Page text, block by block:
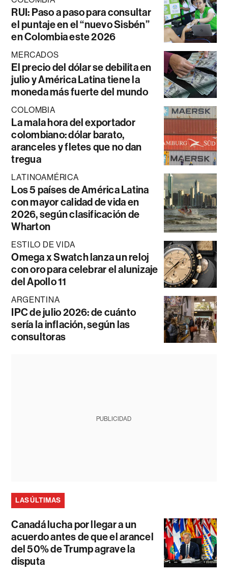
RUI: Paso a paso para consultar
el puntaje en el “nuevo Sisbén”
en Colombia este 2026
MERCADOS
El precio del dólar se debilita en
julio y América Latina tiene la
moneda más fuerte del mundo
COLOMBIA
La mala hora del exportador
colombiano: dólar barato,
aranceles y fletes que no dan
tregua
LATINOAMÉRICA
Los 5 países de América Latina
con mayor calidad de vida en
2026, según clasificación de
Wharton
ESTILO DE VIDA
Omega x Swatch lanza un reloj
con oro para celebrar el alunizaje
del Apollo 11
ARGENTINA
IPC de julio 2026: de cuánto
sería la inflación, según las
consultoras
PUBLICIDAD
LAS ÚLTIMAS
Canadá lucha por llegar a un
acuerdo antes de que el arancel
del 50% de Trump agrave la
disputa